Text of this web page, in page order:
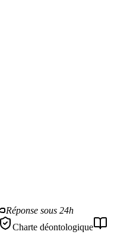
Réponse sous 24h
Charte déontologique